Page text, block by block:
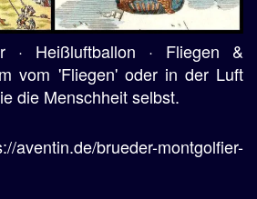
· Heißluftballon · Fliegen &
vom 'Fliegen' oder in der Luft
die Menschheit selbst.
aventin.de/brueder-montgolfier-